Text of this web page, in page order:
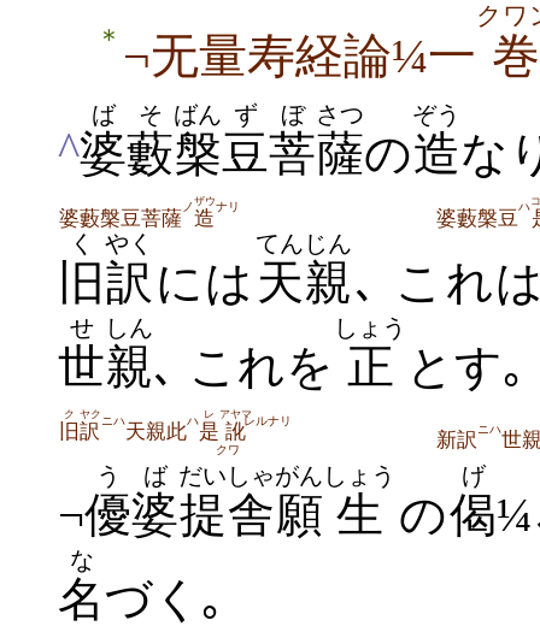
＊ ¬无量寿経論¼一 巻
クワ
^婆藪
ばそ
槃
ばん
豆
ず
菩
ぼ
薩
さつ
の造
ぞう
な
婆藪槃豆菩薩ノ 造
ザウナリ 婆藪槃豆ハ
旧
く
訳
やく
には 天親
てんじん
､ これ
世
せ
親
しん
､ これを 正
しょう
とす｡
旧
ク
訳
ヤク ニハ天親此ハ是
レ
訛
アヤマ
クワ
レルナリ
新訳 ニハ世
¬優婆
うば
提舎
だいしゃ
願
がん
生
しょう
の偈
げ
名
な
づく｡